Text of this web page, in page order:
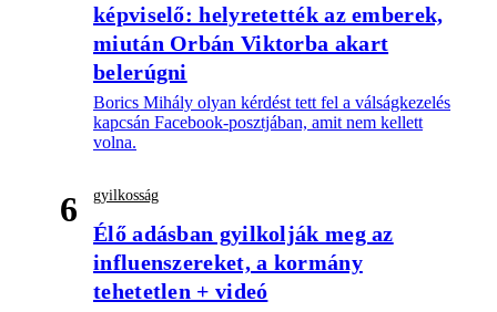
képviselő: helyretették az emberek,
miután Orbán Viktorba akart
belerúgni
Borics Mihály olyan kérdést tett fel a válságkezelés
kapcsán Facebook-posztjában, amit nem kellett
volna.
6 gyilkosság
Élő adásban gyilkolják meg az
influenszereket, a kormány
tehetetlen + videó